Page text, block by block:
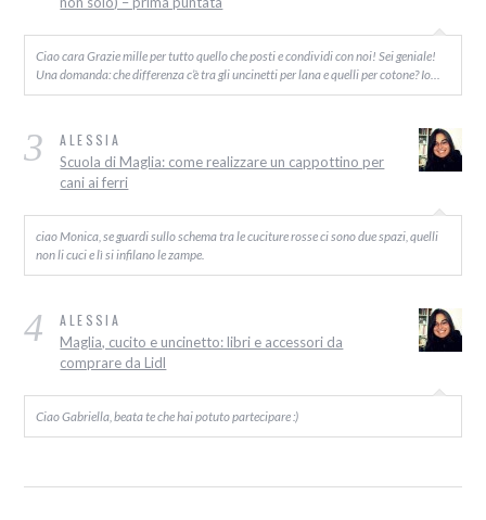
Ciao cara Grazie mille per tutto quello che posti e condividi con noi! Sei geniale!
Una domanda: che differenza c’è tra gli uncinetti per lana e quelli per cotone? Io…
3 ALESSIA
Scuola di Maglia: come realizzare un cappottino per
cani ai ferri
ciao Monica, se guardi sullo schema tra le cuciture rosse ci sono due spazi, quelli
non li cuci e lì si infilano le zampe.
4 ALESSIA
Maglia, cucito e uncinetto: libri e accessori da
comprare da Lidl
Ciao Gabriella, beata te che hai potuto partecipare :)